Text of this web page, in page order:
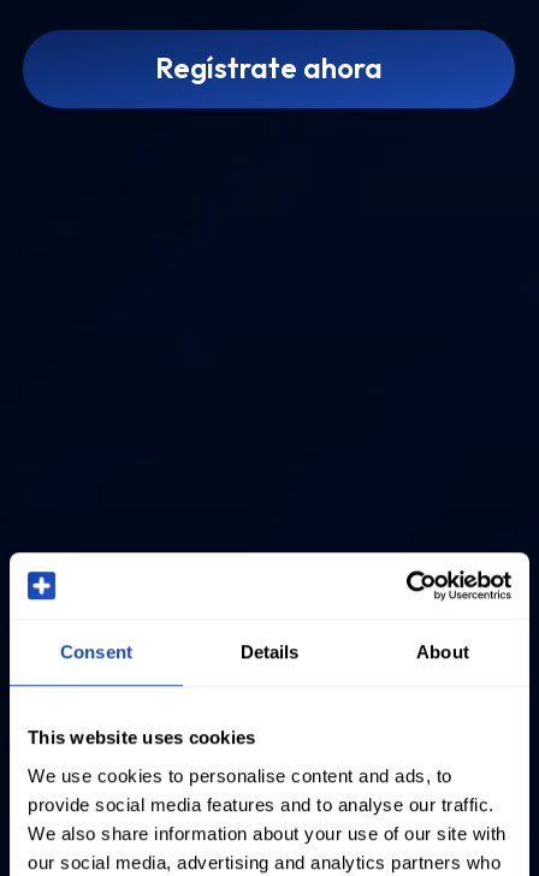
Consent Details About
This website uses cookies
We use cookies to personalise content and ads, to
provide social media features and to analyse our traffic.
We also share information about your use of our site with
our social media, advertising and analytics partners who
Regístrate ahora